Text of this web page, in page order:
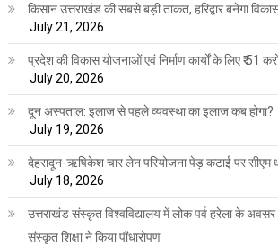
किसान उत्तराखंड की सबसे बड़ी ताकत, हरिद्वार बनेगा
July 21, 2026
प्रदेश की विकास योजनाओं एवं निर्माण कार्यों के लिए ₹ 51
July 20, 2026
दून अस्पताल: इलाज से पहले व्यवस्था का इलाज कब होगा?
July 19, 2026
देहरादून-ऋषिकेश चार लेन परियोजना पेड़ कटाई पर सीएम
July 18, 2026
उत्तराखंड संस्कृत विश्वविद्यालय में लोक पर्व हरेला के
संस्कृत शिक्षा ने किया पौंधारोपण